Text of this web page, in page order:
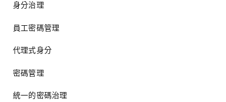
身分治理
員工密碼管理
代理式身分
密碼管理
統一的密碼治理